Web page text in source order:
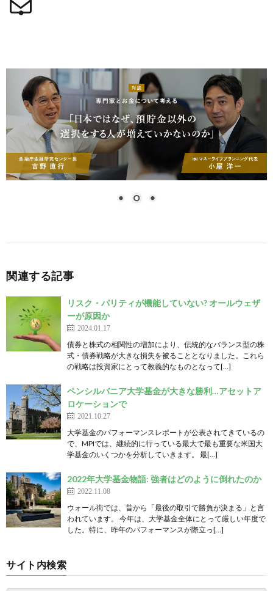
関連する記事
リスク・パリティが機能していない? オールウェザ
ーが原因か
2024.01.17
債券と株式の相関性の増加により、伝統的なバランス型の株
式・債券戦略が大きな損失を被ることとなりました。これら
の戦略は投資家にとって教義的なものとなって[…]
ペンシルバニア大学基金が大きな勝利…アセットア
ロケーションで
2021.10.27
大学基金のパフォーマンスレポートが公表されてきているの
で、MPIでは、継続的に行っている最大で最も重要な米国大
学基金のいくつかを分析していきます。 最[…]
2022年大学基金物語: 強者はどのように倒れたのか
2022.11.08
ウォール街では、昔から「最後の取引で勝負が決まる」と言
われています。 今年は、大学基金全体にとって厳しい年度で
した。特に、昨年のパフォーマンスが際立っ[…]
サイト内検索